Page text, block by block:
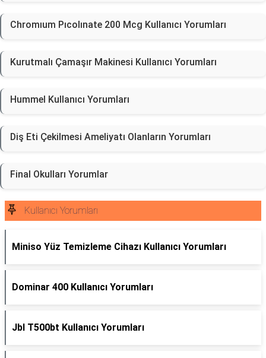
Chromıum Pıcolınate 200 Mcg Kullanıcı Yorumları
Kurutmalı Çamaşır Makinesi Kullanıcı Yorumları
Hummel Kullanıcı Yorumları
Diş Eti Çekilmesi Ameliyatı Olanların Yorumları
Final Okulları Yorumlar
Kullanıcı Yorumları
Miniso Yüz Temizleme Cihazı Kullanıcı Yorumları
Dominar 400 Kullanıcı Yorumları
Jbl T500bt Kullanıcı Yorumları